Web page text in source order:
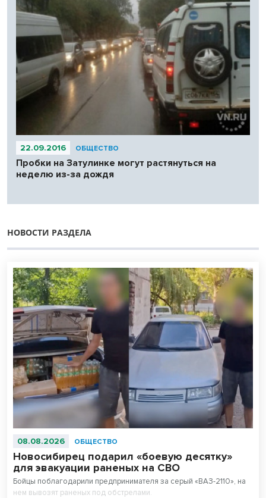
22.09.2016 ОБЩЕСТВО
Пробки на Затулинке могут растянуться на
неделю из-за дождя
НОВОСТИ РАЗДЕЛА
08.08.2026 ОБЩЕСТВО
Новосибирец подарил «боевую десятку»
для эвакуации раненых на СВО
Бойцы поблагодарили предпринимателя за серый «ВАЗ-2110», на
нем вывозят раненых под обстрелами.